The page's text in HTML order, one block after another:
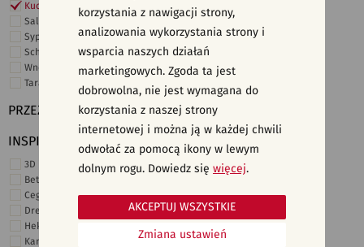
Kuchnia
Salon i hol
Sypialnia
Schody
Wnętrza komercyjne
Taras i ogród
PRZEZNACZENIE
INSPIRACJE
3D i struktury
Beton
Cegiełki
Drewno
Heksagonalne
Kamień
korzystania z nawigacji strony,
analizowania wykorzystania strony i
wsparcia naszych działań
marketingowych. Zgoda ta jest
dobrowolna, nie jest wymagana do
korzystania z naszej strony
internetowej i można ją w każdej chwili
odwołać za pomocą ikony w lewym
dolnym rogu. Dowiedz się więcej.
Zmiana ustawień
AKCEPTUJ WSZYSTKIE